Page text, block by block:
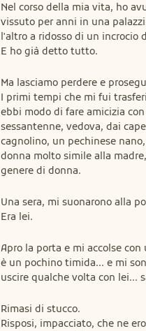
Nel corso della mia vita, ho
vissuto per anni in una
l'altro a ridosso di un incrocio
E ho già detto tutto.
Ma lasciamo perdere e
I primi tempi che mi fui
ebbi modo di fare amicizia
sessantenne, vedova, dai
cagnolino, un pechinese
donna molto simile alla
genere di donna.
Una sera, mi suonarono alla
Era lei.
Apro la porta e mi accolse
è un pochino timida... e mi
uscire qualche volta con lei...
Rimasi di stucco.
Risposi, impacciato, che ne